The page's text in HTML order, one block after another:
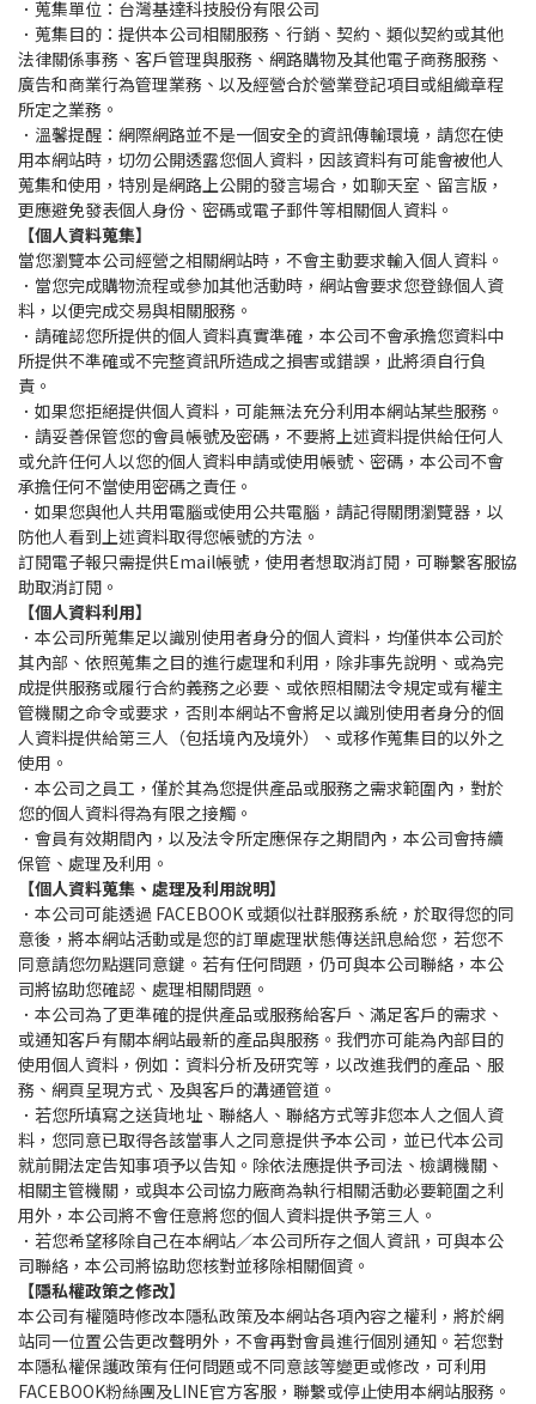
．蒐集單位：台灣基達科技股份有限公司
．蒐集目的：提供本公司相關服務、行銷、契約、類似契約或其他
法律關係事務、客戶管理與服務、網路購物及其他電子商務服務、
廣告和商業行為管理業務、以及經營合於營業登記項目或組織章程
所定之業務。
．溫馨提醒：網際網路並不是一個安全的資訊傳輸環境，請您在使
用本網站時，切勿公開透露您個人資料，因該資料有可能會被他人
蒐集和使用，特別是網路上公開的發言場合，如聊天室、留言版，
更應避免發表個人身份、密碼或電子郵件等相關個人資料。
【個人資料蒐集】
當您瀏覽本公司經營之相關網站時，不會主動要求輸入個人資料。
．當您完成購物流程或參加其他活動時，網站會要求您登錄個人資
料，以便完成交易與相關服務。
．請確認您所提供的個人資料真實準確，本公司不會承擔您資料中
所提供不準確或不完整資訊所造成之損害或錯誤，此將須自行負
責。
．如果您拒絕提供個人資料，可能無法充分利用本網站某些服務。
．請妥善保管您的會員帳號及密碼，不要將上述資料提供給任何人
或允許任何人以您的個人資料申請或使用帳號、密碼，本公司不會
承擔任何不當使用密碼之責任。
．如果您與他人共用電腦或使用公共電腦，請記得關閉瀏覽器，以
防他人看到上述資料取得您帳號的方法。
訂閱電子報只需提供Email帳號，使用者想取消訂閱，可聯繫客服協
助取消訂閱。
【個人資料利用】
．本公司所蒐集足以識別使用者身分的個人資料，均僅供本公司於
其內部、依照蒐集之目的進行處理和利用，除非事先說明、或為完
成提供服務或履行合約義務之必要、或依照相關法令規定或有權主
管機關之命令或要求，否則本網站不會將足以識別使用者身分的個
人資料提供給第三人（包括境內及境外）、或移作蒐集目的以外之
使用。
．本公司之員工，僅於其為您提供產品或服務之需求範圍內，對於
您的個人資料得為有限之接觸。
．會員有效期間內，以及法令所定應保存之期間內，本公司會持續
保管、處理及利用。
【個人資料蒐集、處理及利用說明】
．本公司可能透過 FACEBOOK 或類似社群服務系統，於取得您的同
意後，將本網站活動或是您的訂單處理狀態傳送訊息給您，若您不
同意請您勿點選同意鍵。若有任何問題，仍可與本公司聯絡，本公
司將協助您確認、處理相關問題。
．本公司為了更準確的提供產品或服務給客戶、滿足客戶的需求、
或通知客戶有關本網站最新的產品與服務。我們亦可能為內部目的
使用個人資料，例如：資料分析及研究等，以改進我們的產品、服
務、網頁呈現方式、及與客戶的溝通管道。
．若您所填寫之送貨地址、聯絡人、聯絡方式等非您本人之個人資
料，您同意已取得各該當事人之同意提供予本公司，並已代本公司
就前開法定告知事項予以告知。除依法應提供予司法、檢調機關、
相關主管機關，或與本公司協力廠商為執行相關活動必要範圍之利
用外，本公司將不會任意將您的個人資料提供予第三人。
．若您希望移除自己在本網站／本公司所存之個人資訊，可與本公
司聯絡，本公司將協助您核對並移除相關個資。
【隱私權政策之修改】
本公司有權隨時修改本隱私政策及本網站各項內容之權利，將於網
站同一位置公告更改聲明外，不會再對會員進行個別通知。若您對
本隱私權保護政策有任何問題或不同意該等變更或修改，可利用
FACEBOOK粉絲團及LINE官方客服，聯繫或停止使用本網站服務。